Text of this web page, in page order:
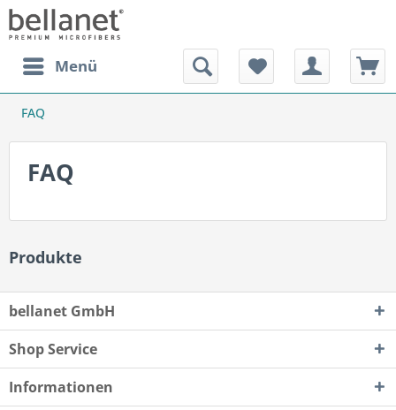
Menü
FAQ
FAQ
Produkte
bellanet GmbH
Shop Service
Informationen